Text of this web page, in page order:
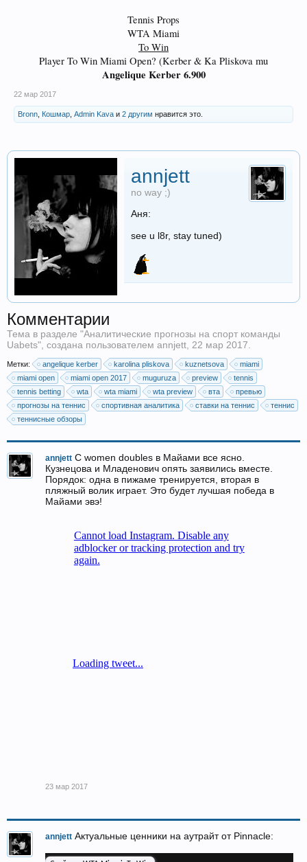
Tennis Props
WTA Miami
To Win
Player To Win Miami Open? (Kerber & Ka Pliskova mu
Angelique Kerber 6.900
22 мар 2017
Bronn Кошмар Admin Kava и 2 другим нравится это.
annjett
no way ;)
Аня:
see u l8r, stay tuned)
Комментарии
Тема в разделе "Аналитические прогнозы на спорт команды
Uabets", создана пользователем annjett, 22 мар 2017.
Метки: angelique kerber karolina pliskova kuznetsova
miami
miami open
miami open 2017 muguruza preview
tennis
tennis betting
wta wta miami wta preview вта
превью
прогнозы на теннис
спортивная аналитика ставки на теннис
теннис
теннисные обзоры
annjett С women doubles в Майами все ясно.
Кузнецова и Младенович опять заявились вместе.
Порядок: одна в пижаме тренируется, вторая в
пляжный волик играет. Это будет лучшая победа в
Майами эвэ!
23 мар 2017
annjett Актуальные ценники на аутрайт от Pinnacle: